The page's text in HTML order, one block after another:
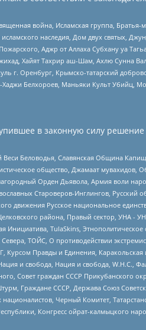
война, Исламская группа, Братья-
наследия, Дом двух святых,
Аджр от Аллаха Субхану уа
Хайят Тахрир аш-Шам, Ахлю Сунна
г. Оренбург, Крымско-татарский
Белхороев, Маньяки Культ Убийц,
в законную силу
Беловодья, Славянская Община
общество, Джамаат мувахидов,
Орден Дьявола, Армия воли
Староверов-Инглингов,
движения Русское национальное
района, Правый сектор, УНА -
TulaSkins,
ТОЙС, О противодействии
Правды и Единения,
и свобода, Нация и свобода, W.H.С.,
Совет граждан СССР Прикубанского
Граждане СССР, Держава Союз
Черный Комитет,
Конгресс ойрат-калмыцкого